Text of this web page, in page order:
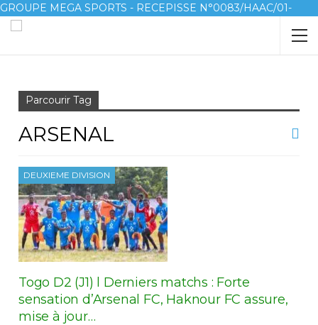
GROUPE MEGA SPORTS - RECEPISSE N°0083/HAAC/01-
2023/pl/P
Parcourir Tag
ARSENAL
DEUXIEME DIVISION
Togo D2 (J1) l Derniers matchs : Forte
sensation d’Arsenal FC, Haknour FC assure,
mise à jour…